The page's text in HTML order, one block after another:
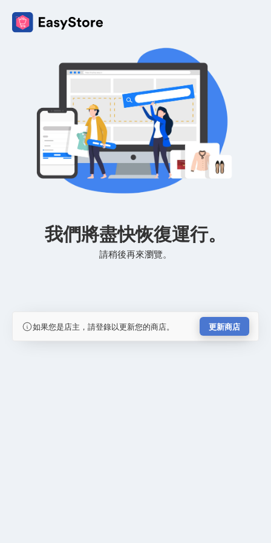
我們將盡快恢復運行。
請稍後再來瀏覽。
如果您是店主，請登錄以更新您的商店。 更新商店